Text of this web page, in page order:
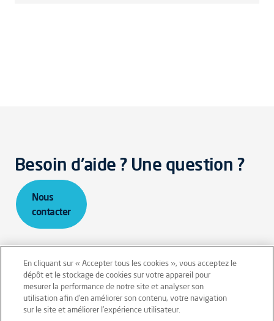
Besoin d'aide ? Une question ?
Nous
contacter
Mentions légales
Conditions générales
En cliquant sur « Accepter tous les cookies », vous acceptez le
dépôt et le stockage de cookies sur votre appareil pour
mesurer la performance de notre site et analyser son
utilisation afin d’en améliorer son contenu, votre navigation
sur le site et améliorer l’expérience utilisateur.